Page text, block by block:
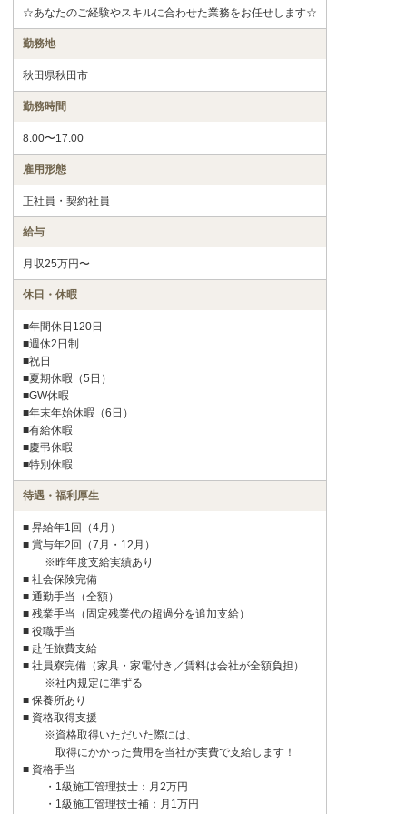
☆あなたのご経験やスキルに合わせた業務をお任せします☆
勤務地
秋田県秋田市
勤務時間
8:00〜17:00
雇用形態
正社員・契約社員
給与
月収25万円〜
休日・休暇
■年間休日120日
■週休2日制
■祝日
■夏期休暇（5日）
■GW休暇
■年末年始休暇（6日）
■有給休暇
■慶弔休暇
■特別休暇
待遇・福利厚生
■ 昇給年1回（4月）
■ 賞与年2回（7月・12月）
※昨年度支給実績あり
■ 社会保険完備
■ 通勤手当（全額）
■ 残業手当（固定残業代の超過分を追加支給）
■ 役職手当
■ 赴任旅費支給
■ 社員寮完備（家具・家電付き／賃料は会社が全額負担）
※社内規定に準ずる
■ 保養所あり
■ 資格取得支援
※資格取得いただいた際には、
取得にかかった費用を当社が実費で支給します！
■ 資格手当
・1級施工管理技士：月2万円
・1級施工管理技士補：月1万円